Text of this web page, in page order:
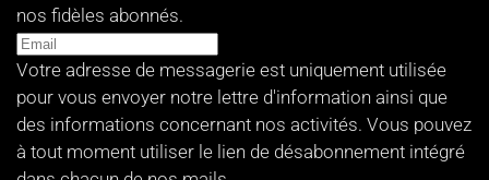
nos fidèles abonnés.
Votre adresse de messagerie est uniquement utilisée
pour vous envoyer notre lettre d'information ainsi que
des informations concernant nos activités. Vous pouvez
à tout moment utiliser le lien de désabonnement intégré